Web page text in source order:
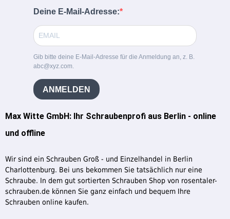
Max Witte GmbH: Ihr Schraubenprofi aus Berlin - online
und offline
Wir sind ein Schrauben Groß - und Einzelhandel in Berlin
Charlottenburg. Bei uns bekommen Sie tatsächlich nur eine
Schraube. In dem gut sortierten Schrauben Shop von rosentaler-
schrauben.de können Sie ganz einfach und bequem Ihre
Schrauben online kaufen.
Deine E-Mail-Adresse:
Gib bitte deine E-Mail-Adresse für die Anmeldung an, z. B.
abc@xyz.com.
ANMELDEN